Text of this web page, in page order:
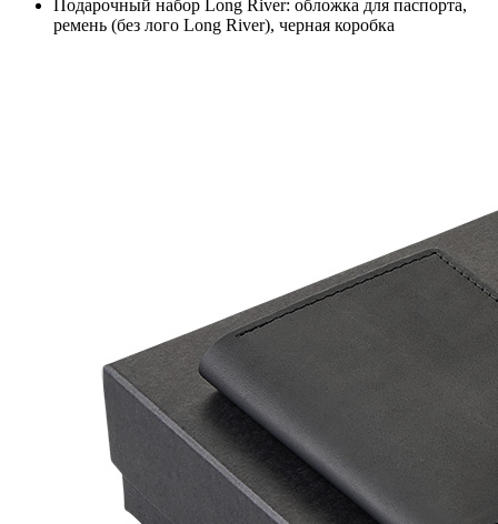
Подарочный набор Long River: обложка для паспорта,
ремень (без лого Long River), черная коробка